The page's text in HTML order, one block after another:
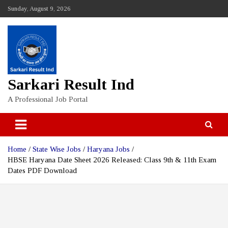
content
Sunday, August 9, 2026
Sarkari Result Ind
A Professional Job Portal
Home State Wise Jobs
Haryana Jobs
HBSE Haryana Date Sheet 2026 Released: Class 9th & 11th Exam
Dates PDF Download